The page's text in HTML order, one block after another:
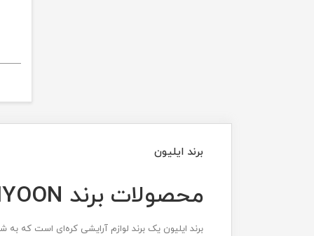
برند ایلیون
محصولات برند ILLIYOON کره ای
برند ایلیون یک برند لوازم آرایشی کره‌ای است که